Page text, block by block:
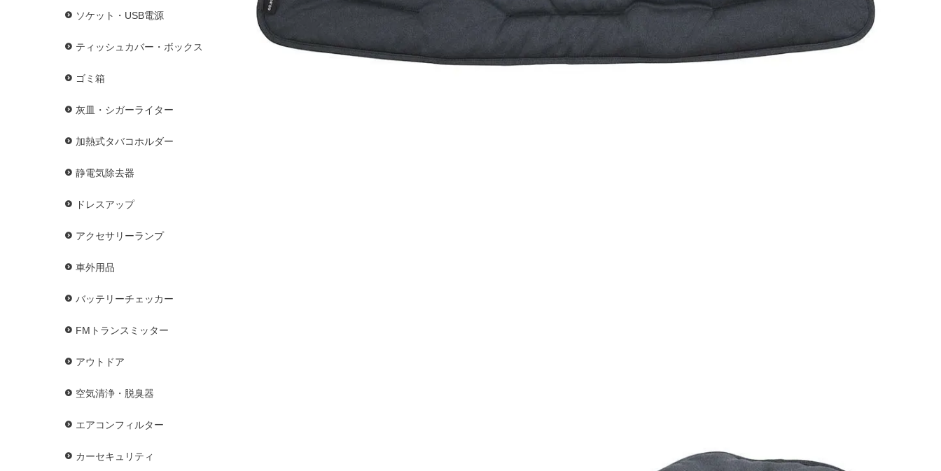
ソケット・USB電源
ティッシュカバー・ボックス
ゴミ箱
灰皿・シガーライター
加熱式タバコホルダー
静電気除去器
ドレスアップ
アクセサリーランプ
車外用品
バッテリーチェッカー
FMトランスミッター
アウトドア
空気清浄・脱臭器
エアコンフィルター
カーセキュリティ